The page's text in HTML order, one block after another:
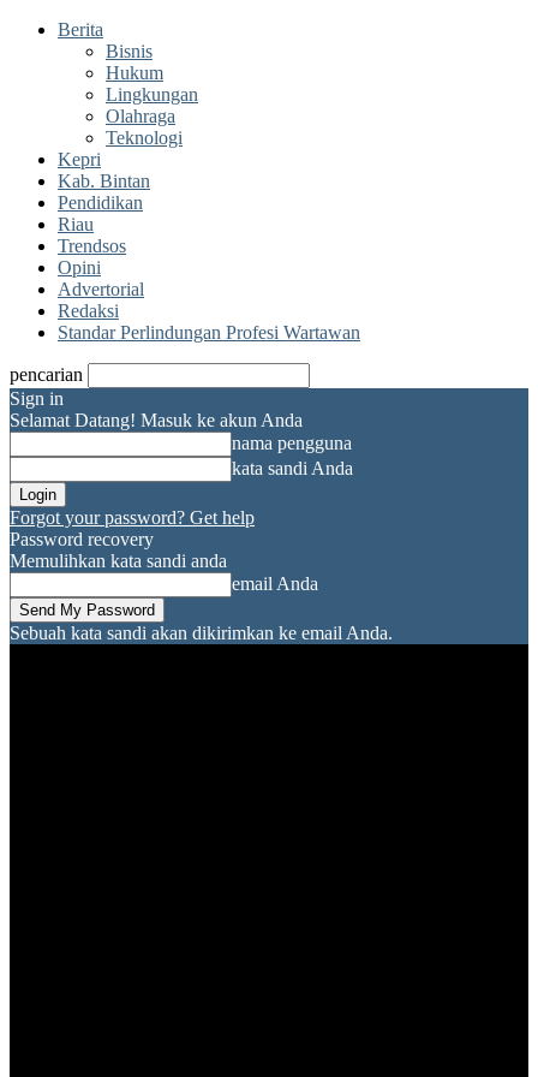
Berita
Bisnis
Hukum
Lingkungan
Olahraga
Teknologi
Kepri
Kab. Bintan
Pendidikan
Riau
Trendsos
Opini
Advertorial
Redaksi
Standar Perlindungan Profesi Wartawan
pencarian
Sign in
Selamat Datang! Masuk ke akun Anda
nama pengguna
kata sandi Anda
Forgot your password? Get help
Password recovery
Memulihkan kata sandi anda
email Anda
Sebuah kata sandi akan dikirimkan ke email Anda.